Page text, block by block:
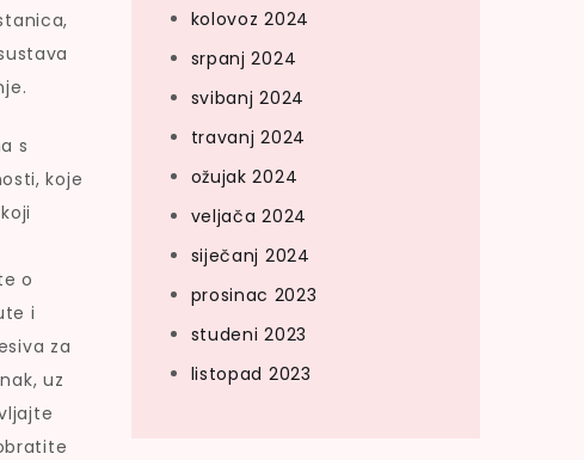
s
koje
o
i
za
uz
kolovoz 2024
srpanj 2024
svibanj 2024
travanj 2024
ožujak 2024
veljača 2024
siječanj 2024
prosinac 2023
studeni 2023
listopad 2023